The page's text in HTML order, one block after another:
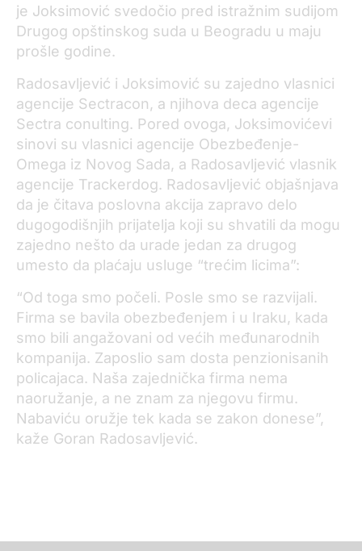
je Joksimović svedočio pred istražnim sudijom
Drugog opštinskog suda u Beogradu u maju
prošle godine.
Radosavljević i Joksimović su zajedno vlasnici
agencije Sectracon, a njihova deca agencije
Sectra conulting. Pored ovoga, Joksimovićevi
sinovi su vlasnici agencije Obezbeđenje-
Omega iz Novog Sada, a Radosavljević vlasnik
agencije Trackerdog. Radosavljević objašnjava
da je čitava poslovna akcija zapravo delo
dugogodišnjih prijatelja koji su shvatili da mogu
zajedno nešto da urade jedan za drugog
umesto da plaćaju usluge “trećim licima”:
“Od toga smo počeli. Posle smo se razvijali.
Firma se bavila obezbeđenjem i u Iraku, kada
smo bili angažovani od većih međunarodnih
kompanija. Zaposlio sam dosta penzionisanih
policajaca. Naša zajednička firma nema
naoružanje, a ne znam za njegovu firmu.
Nabaviću oružje tek kada se zakon donese”,
kaže Goran Radosavljević.